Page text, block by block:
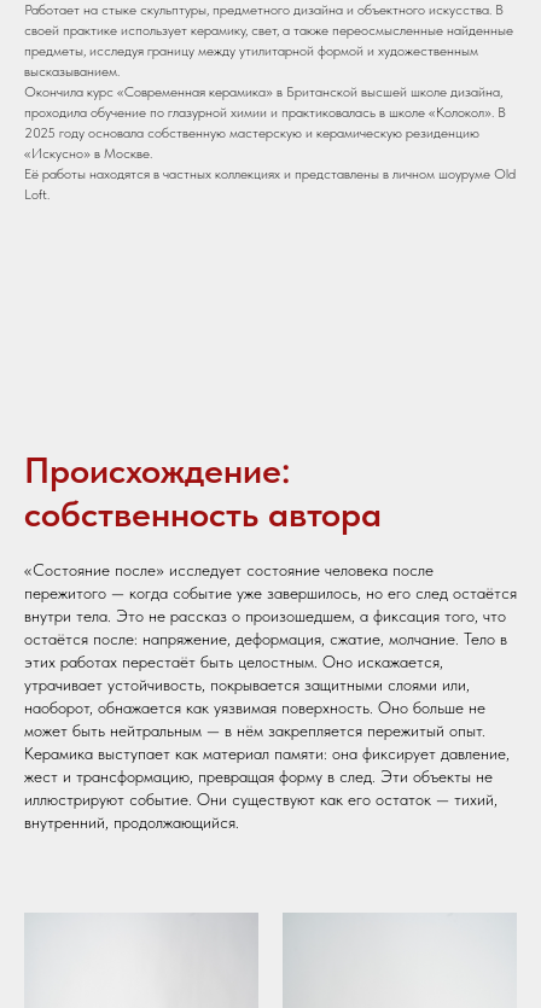
Работает на стыке скульптуры, предметного дизайна и объектного искусства. В
своей практике использует керамику, свет, а также переосмысленные найденные
предметы, исследуя границу между утилитарной формой и художественным
высказыванием.
Окончила курс «Современная керамика» в Британской высшей школе дизайна,
проходила обучение по глазурной химии и практиковалась в школе «Колокол». В
2025 году основала собственную мастерскую и керамическую резиденцию
«Искусно» в Москве.
Её работы находятся в частных коллекциях и представлены в личном шоуруме Old
Loft.
Происхождение:
собственность автора
«Состояние после» исследует состояние человека после
пережитого — когда событие уже завершилось, но его след остаётся
внутри тела. Это не рассказ о произошедшем, а фиксация того, что
остаётся после: напряжение, деформация, сжатие, молчание. Тело в
этих работах перестаёт быть целостным. Оно искажается,
утрачивает устойчивость, покрывается защитными слоями или,
наоборот, обнажается как уязвимая поверхность. Оно больше не
может быть нейтральным — в нём закрепляется пережитый опыт.
Керамика выступает как материал памяти: она фиксирует давление,
жест и трансформацию, превращая форму в след. Эти объекты не
иллюстрируют событие. Они существуют как его остаток — тихий,
внутренний, продолжающийся.